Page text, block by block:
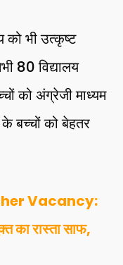
को भी उत्कृष्ट
80 विद्यालय
को अंग्रेजी माध्यम
के बच्चों को बेहतर
Vacancy:
का रास्ता साफ,